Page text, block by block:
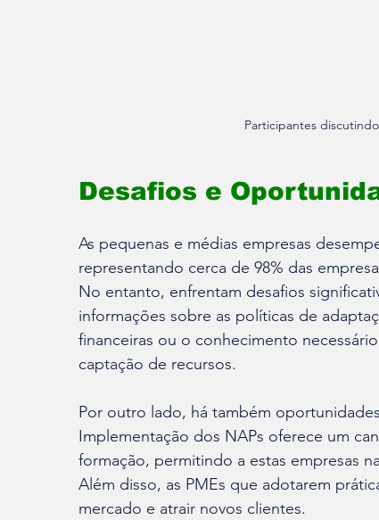
Participantes
Desafios e
As pequenas e médias empresas
representando cerca de 98% das
No entanto, enfrentam desafios
informações sobre as políticas de
financeiras ou o conhecimento
captação de recursos.
Por outro lado, há também
Implementação dos NAPs oferece um
formação, permitindo a estas empresas
Além disso, as PMEs que adotarem
mercado e atrair novos clientes.